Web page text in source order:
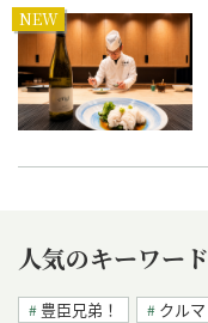
NEW
人気のキーワード
豊臣兄弟！ クルマ